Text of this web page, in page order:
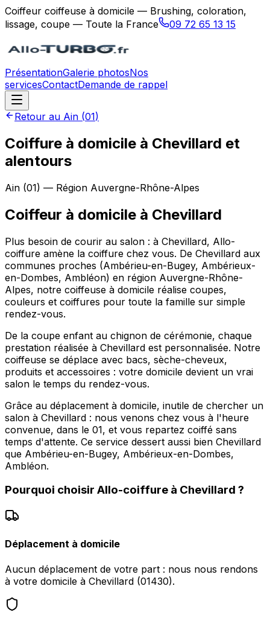
Coiffeur coiffeuse à domicile — Brushing, coloration,
lissage, coupe — Toute la France
09 72 65 13 15
PrésentationGalerie photosNos
servicesContactDemande de rappel
Retour au Ain (01)
Coiffure à domicile à Chevillard et
alentours
Ain (01) — Région Auvergne-Rhône-Alpes
Coiffeur à domicile à Chevillard
Plus besoin de courir au salon : à Chevillard, Allo-
coiffure amène la coiffure chez vous. De Chevillard aux
communes proches (Ambérieu-en-Bugey, Ambérieux-
en-Dombes, Ambléon) en région Auvergne-Rhône-
Alpes, notre coiffeuse à domicile réalise coupes,
couleurs et coiffures pour toute la famille sur simple
rendez-vous.
De la coupe enfant au chignon de cérémonie, chaque
prestation réalisée à Chevillard est personnalisée. Notre
coiffeuse se déplace avec bacs, sèche-cheveux,
produits et accessoires : votre domicile devient un vrai
salon le temps du rendez-vous.
Grâce au déplacement à domicile, inutile de chercher un
salon à Chevillard : nous venons chez vous à l'heure
convenue, dans le 01, et vous repartez coiffé sans
temps d'attente. Ce service dessert aussi bien Chevillard
que Ambérieu-en-Bugey, Ambérieux-en-Dombes,
Ambléon.
Pourquoi choisir Allo-coiffure à Chevillard ?
Déplacement à domicile
Aucun déplacement de votre part : nous nous rendons
à votre domicile à Chevillard (01430).